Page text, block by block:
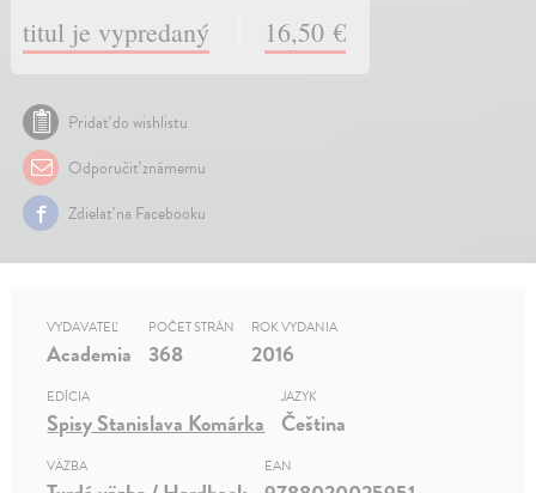
titul je vypredaný 16,50 €
Pridať do wishlistu
Odporučiť známemu
Zdielať na Facebooku
VYDAVATEĽ
Academia
POČET STRÁN
368
ROK VYDANIA
2016
EDÍCIA
Spisy Stanislava Komárka
JAZYK
Čeština
VÄZBA EAN